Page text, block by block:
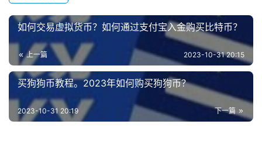
如何交易虚拟货币？如何通过支付宝入金购买比特币？
上一篇 2023-10-31 20:15
买狗狗币教程。2023年如何购买狗狗币？
下一篇
2023-10-31 20:19